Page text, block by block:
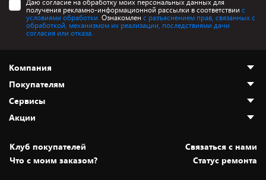
получения рекламно-информационной рассылки в соответствии с
условиями обработки. Ознакомлен с разъяснением прав, связанных с
обработкой, механизмом их реализации, последствиями дачи
согласия или отказа.
Компания
О нас
Адреса магазинов
Новости
Статьи и обзоры
Вакансии
Покупателям
Как сделать заказ
Оплата и доставка
Безналичный расчёт
Обмен и возврат товара
Сервисы
Установка техники
Для игровых консолей
Акции
Скидки и промокоды
Белорусские товары
Клуб покупателей
Cвязаться с нами
Что с моим заказом?
Статус ремонта